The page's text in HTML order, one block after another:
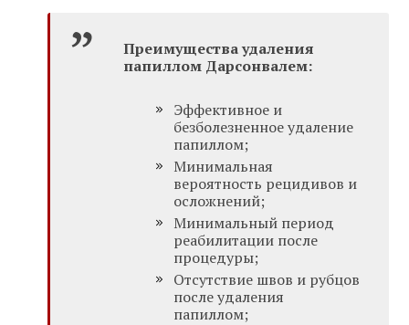
Преимущества удаления
папиллом Дарсонвалем:
Эффективное и
безболезненное удаление
папиллом;
Минимальная
вероятность рецидивов и
осложнений;
Минимальный период
реабилитации после
процедуры;
Отсутствие швов и рубцов
после удаления
папиллом;